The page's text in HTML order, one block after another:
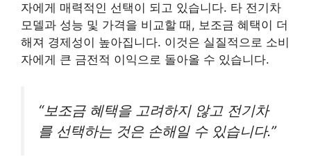
자에게 매력적인 선택이 되고 있습니다. 타 전기차
모델과 성능 및 가격을 비교할 때, 보조금 혜택이 더
해져 경제성이 높아집니다. 이것은 실질적으로 소비
자에게 큰 금전적 이익으로 돌아올 수 있습니다.
“보조금 혜택을 고려하지 않고 전기차
를 선택하는 것은 손해일 수 있습니다.”